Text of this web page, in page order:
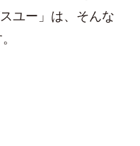
ユー」は、そんな